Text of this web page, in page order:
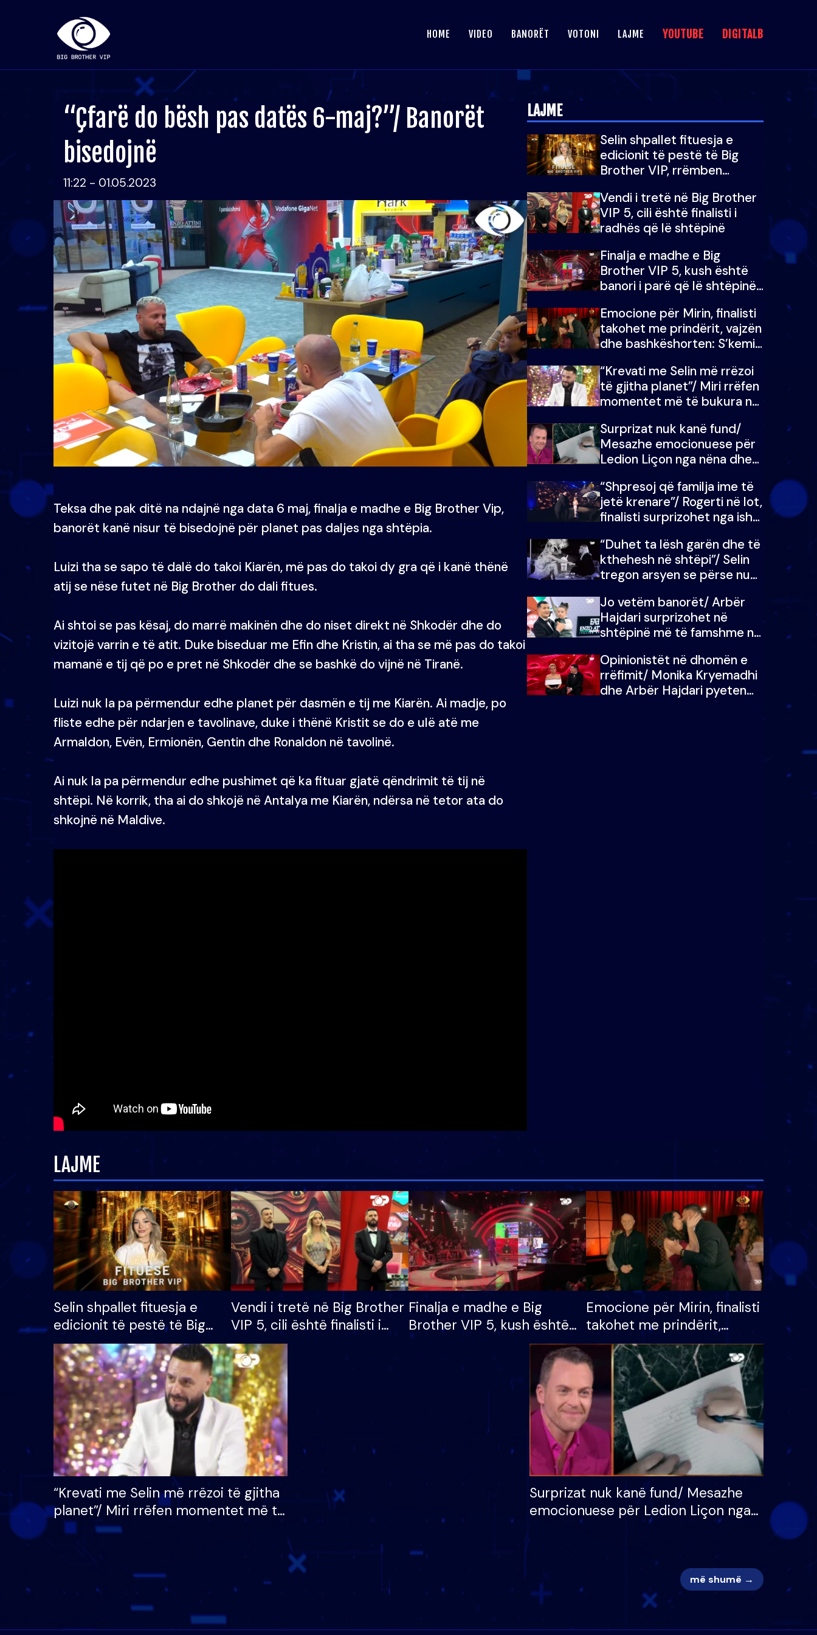
HOME VIDEO BANORËT VOTONI LAJME YOUTUBE DIGITALB
“Çfarë do bësh pas datës 6-maj?”/ Banorët
bisedojnë
11:22 - 01.05.2023
Teksa dhe pak ditë na ndajnë nga data 6 maj, finalja e madhe e Big Brother Vip,
banorët kanë nisur të bisedojnë për planet pas daljes nga shtëpia.
Luizi tha se sapo të dalë do takoi Kiarën, më pas do takoi dy gra që i kanë thënë
atij se nëse futet në Big Brother do dali fitues.
Ai shtoi se pas kësaj, do marrë makinën dhe do niset direkt në Shkodër dhe do
vizitojë varrin e të atit. Duke biseduar me Efin dhe Kristin, ai tha se më pas do takoi
mamanë e tij që po e pret në Shkodër dhe se bashkë do vijnë në Tiranë.
Luizi nuk la pa përmendur edhe planet për dasmën e tij me Kiarën. Ai madje, po
fliste edhe për ndarjen e tavolinave, duke i thënë Kristit se do e ulë atë me
Armaldon, Evën, Ermionën, Gentin dhe Ronaldon në tavolinë.
Ai nuk la pa përmendur edhe pushimet që ka fituar gjatë qëndrimit të tij në
shtëpi. Në korrik, tha ai do shkojë në Antalya me Kiarën, ndërsa në tetor ata do
shkojnë në Maldive.
LAJME
Selin shpallet fituesja e
edicionit të pestë të Big
Brother VIP, rrëmben
mijë eurosh
Vendi i tretë në Big Brother
VIP 5, cili është finalisti i
radhës që lë shtëpinë
Finalja e madhe e Big
Brother VIP 5, kush është
banori i parë që lë shtëpinë
fituar çmimin e madh
Emocione për Mirin, finalisti
takohet me prindërit, vajzën
dhe bashkëshorten: S’kemi
“Krevati me Selin më rrëzoi
të gjitha planet”/ Miri rrëfen
momentet më të bukura në
mungojë zilja e mëngjesit
kur…
Surprizat nuk kanë fund/
Mesazhe emocionuese për
Ledion Liçon nga nëna dhe
i mban dot lotët: Nuk
meritoj…
“Shpresoj që familja ime të
jetë krenare”/ Rogerti në lot,
finalisti surprizohet nga ish-
“Duhet ta lësh garën dhe të
kthehesh në shtëpi”/ Selin
tregon arsyen se përse nuk
Doja ta çoja luftën time deri
në fund
Jo vetëm banorët/ Arbër
Hajdari surprizohet në
shtëpinë më të famshme në
me vajzën e tij
Opinionistët në dhomën e
rrëfimit/ Monika Kryemadhi
dhe Arbër Hajdari pyeten
LAJME
Selin shpallet fituesja e
edicionit të pestë të Big
Brother VIP, rrëmben
çmimin e madh prej 100
mijë eurosh
Vendi i tretë në Big Brother
VIP 5, cili është finalisti i
radhës që lë shtëpinë
Finalja e madhe e Big
Brother VIP 5, kush është
banori i parë që lë shtëpinë
dhe humb mundësinë për
të fituar çmimin e madh
Emocione për Mirin, finalisti
takohet me prindërit,
vajzën dhe bashkëshorten:
S’kemi ndonjë letër divorci
apo jo?
“Krevati me Selin më rrëzoi të gjitha
planet”/ Miri rrëfen momentet më të
bukura në shtëpinë e BB VIP: Do më
Surprizat nuk kanë fund/ Mesazhe
emocionuese për Ledion Liçon nga
nëna dhe fëmijët e tij, moderatori
më shumë →